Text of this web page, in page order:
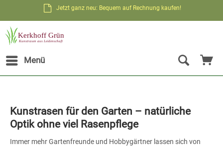
Jetzt ganz neu: Bequem auf Rechnung kaufen!
Menü
Kunstrasen für den Garten – natürliche
Optik ohne viel Rasenpflege
Immer mehr Gartenfreunde und Hobbygärtner lassen sich von